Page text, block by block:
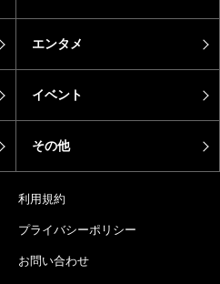
エンタメ
イベント
その他
利用規約
プライバシーポリシー
お問い合わせ